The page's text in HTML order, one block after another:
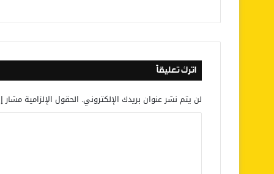
اترك تعليقاً
لن يتم نشر عنوان بريدك الإلكتروني. الحقول الإلزامية مشار